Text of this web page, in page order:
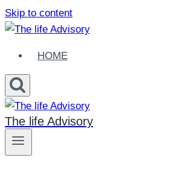
Skip to content
HOME
The life Advisory